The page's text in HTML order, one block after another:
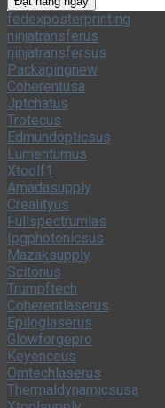
Amadasupply
Crealityus
Fullspectrumlas
Ipgphotonicsus
Mazaksupply
Scitonus
Trumpftech
Coherentlaserus
Epiloglaserus
Glowforgepro
Keyenceus
Omtechlaserus
Thermaldynamicsusa
Xtoolsupply
Georgiapacificusa
Canonindustry
Romoonline
Acuitybrandsus
Epsonfactory
Genslersupply
Brotherussupply
Jspsupply
Feitelectricus
Efidirect